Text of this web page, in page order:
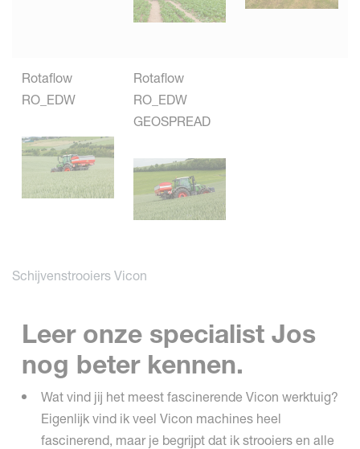
Schijvenstrooiers Vicon
Rotaflow
RO_EDW
Rotaflow
RO_EDW
GEOSPREAD
Leer onze specialist Jos
nog beter kennen.
Wat vind jij het meest fascinerende Vicon werktuig?
Eigenlijk vind ik veel Vicon machines heel
fascinerend, maar je begrijpt dat ik strooiers en alle